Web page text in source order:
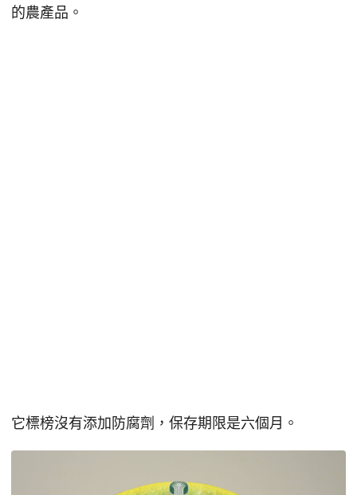
的農產品。
它標榜沒有添加防腐劑，保存期限是六個月。